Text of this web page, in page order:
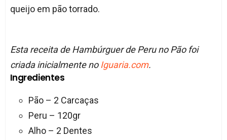
queijo em pão torrado.
Esta receita de Hambúrguer de Peru no Pão foi
criada inicialmente no Iguaria.com.
Ingredientes
Pão – 2 Carcaças
Peru – 120gr
Alho – 2 Dentes